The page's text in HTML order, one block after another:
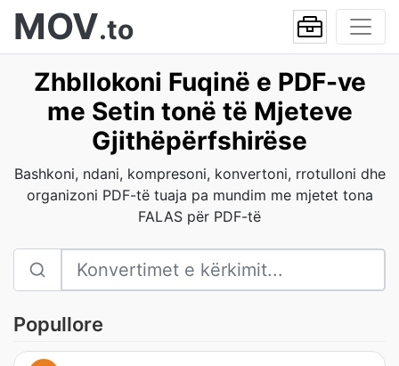
MOV.to
Zhbllokoni Fuqinë e PDF-ve
me Setin tonë të Mjeteve
Gjithëpërfshirëse
Bashkoni, ndani, kompresoni, konvertoni, rrotulloni dhe
organizoni PDF-të tuaja pa mundim me mjetet tona
FALAS për PDF-të
Popullore